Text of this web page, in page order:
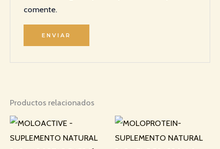
comente.
Productos relacionados
Rango
de
precios:
Rango
de
precios: